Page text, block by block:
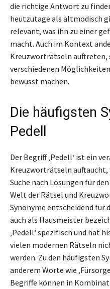
die richtige Antwort zu
heutzutage als altmodisch
relevant, was ihn zu einer
macht. Auch im Kontext
Kreuzworträtseln auftreten,
verschiedenen
bewusst machen.
Die häufigsten
Pedell
Der Begriff ‚Pedell‘ ist ein
Kreuzworträtseln auftaucht,
Suche nach Lösungen für
Welt der Rätsel und
Synonyme entscheidend für
auch als Hausmeister
‚Pedell‘ spezifisch und hat
vielen modernen Rätseln
werden. Zu den häufigsten
anderem Worte wie
Begriffe können in